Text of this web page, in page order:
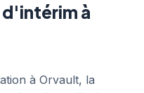
d'intérim à
à Orvault, la